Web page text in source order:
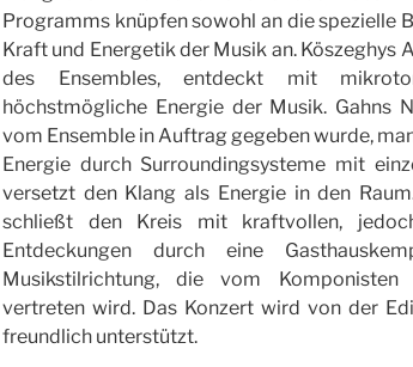
Programms knüpfen sowohl an die spezielle
Kraft und Energetik der Musik an. Köszeghys
des Ensembles, entdeckt mit
höchstmögliche Energie der Musik. Gahns
vom Ensemble in Auftrag gegeben wurde,
Energie durch Surroundingsysteme mit
versetzt den Klang als Energie in den
schließt den Kreis mit kraftvollen,
Entdeckungen durch eine
Musikstilrichtung, die vom
vertreten wird. Das Konzert wird von der
freundlich unterstützt.